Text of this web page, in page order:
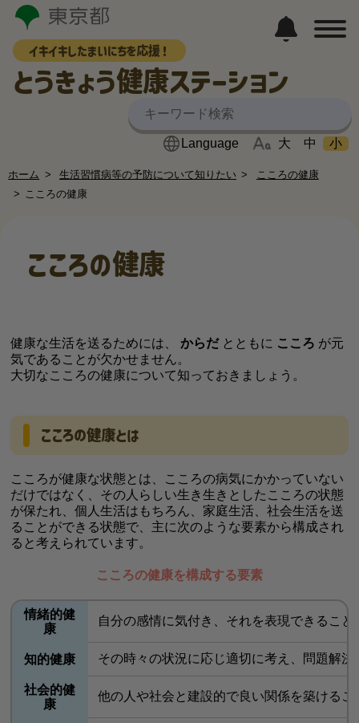
イキイキしたまいにちを応援！
とうきょう健康ステーション
大 中 小
ホーム 生活習慣病等の予防について知りたい
こころの健康
こころの健康
こころの健康
健康な生活を送るためには、 からだ とともに こころ が元
気であることが欠かせません。
大切なこころの健康について知っておきましょう。
こころの健康とは
こころが健康な状態とは、こころの病気にかかっていない
だけではなく、その人らしい生き生きとしたこころの状態
が保たれ、個人生活はもちろん、家庭生活、社会生活を送
ることができる状態で、主に次のような要素から構成され
ると考えられています。
こころの健康を構成する要素
情緒的健
康
自分の感情に気付き、それを表現できること
知的健康 その時々の状況に応じ適切に考え、問題解決
社会的健
康
他の人や社会と建設的で良い関係を築けるこ